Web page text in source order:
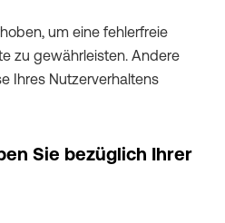
um eine fehlerfreie
zu gewährleisten. Andere
Ihres Nutzerverhaltens
Sie bezüglich Ihrer